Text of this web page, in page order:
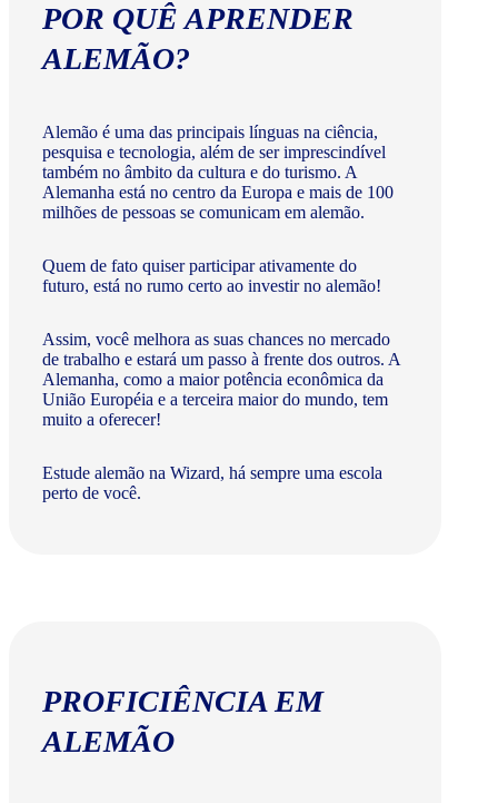
POR QUÊ APRENDER
ALEMÃO?
Alemão é uma das principais línguas na ciência,
pesquisa e tecnologia, além de ser imprescindível
também no âmbito da cultura e do turismo. A
Alemanha está no centro da Europa e mais de 100
milhões de pessoas se comunicam em alemão.
Quem de fato quiser participar ativamente do
futuro, está no rumo certo ao investir no alemão!
Assim, você melhora as suas chances no mercado
de trabalho e estará um passo à frente dos outros. A
Alemanha, como a maior potência econômica da
União Européia e a terceira maior do mundo, tem
muito a oferecer!​
Estude alemão na Wizard, há sempre uma escola
perto de você.
PROFICIÊNCIA EM
ALEMÃO